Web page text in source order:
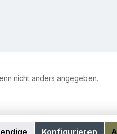
nicht anders angegeben.
Konfigurieren